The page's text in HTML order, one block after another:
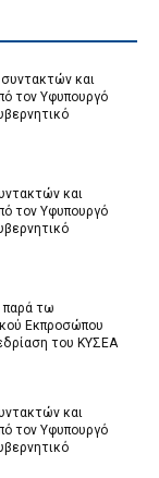
και
τον Υφυπουργό
και
τον Υφυπουργό
παρά τω
Εκπροσώπου
του ΚΥΣΕΑ
και
τον Υφυπουργό